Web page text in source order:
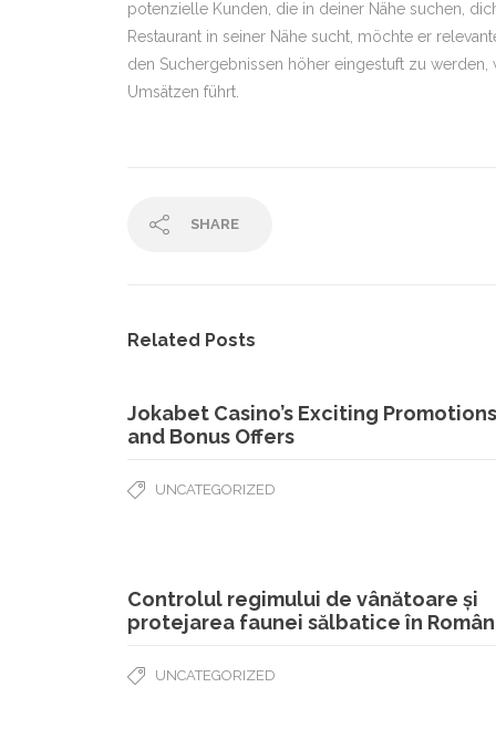
potenzielle Kunden, die in deiner Nähe suchen,
Restaurant in seiner Nähe sucht, möchte er
den Suchergebnissen höher eingestuft zu
Umsätzen führt.
SHARE
Related Posts
Jokabet Casino’s Exciting Promotions
and Bonus Offers
UNCATEGORIZED
Controlul regimului de vânătoare și
protejarea faunei sălbatice în
UNCATEGORIZED